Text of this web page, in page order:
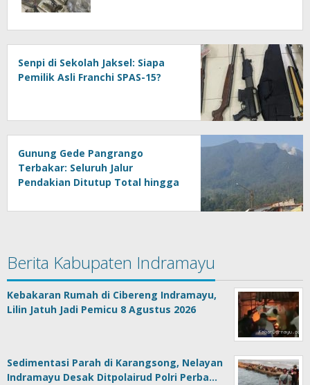
Senpi di Sekolah Jaksel: Siapa
Pemilik Asli Franchi SPAS-15?
Gunung Gede Pangrango
Terbakar: Seluruh Jalur
Pendakian Ditutup Total hingga
Berita Kabupaten Indramayu
Kebakaran Rumah di Cibereng Indramayu,
Lilin Jatuh Jadi Pemicu 8 Agustus 2026
Sedimentasi Parah di Karangsong, Nelayan
Indramayu Desak Ditpolairud Polri Perba…